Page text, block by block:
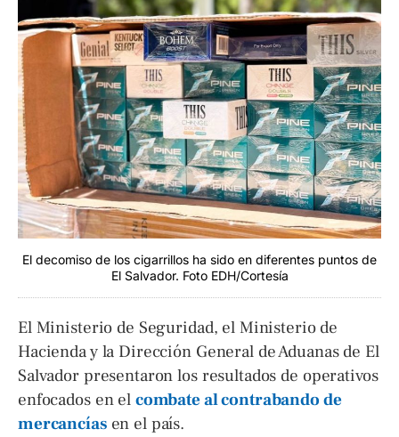
El decomiso de los cigarrillos ha sido en diferentes puntos de
El Salvador. Foto EDH/Cortesía
El Ministerio de Seguridad, el Ministerio de
Hacienda y la Dirección General de Aduanas de El
Salvador presentaron los resultados de operativos
enfocados en el combate al contrabando de
mercancías en el país.